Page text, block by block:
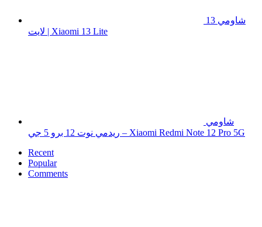
شاومي 13
لايت | Xiaomi 13 Lite
شاومي
ريدمي نوت 12 برو 5 جي – Xiaomi Redmi Note 12 Pro 5G
Recent
Popular
Comments